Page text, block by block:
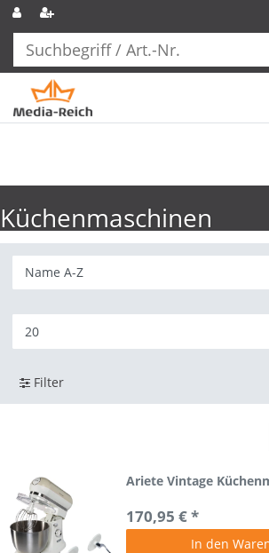
Küchenmaschinen
Filter
Ariete Vintage
170,95 € *
In den